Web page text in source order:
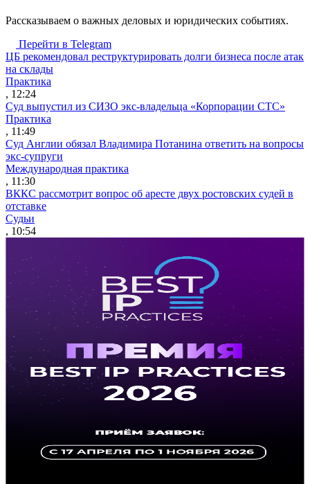
Рассказываем о важных деловых и юридических событиях.
Перейти в Telegram
ЦБ рекомендовал реструктурировать долги бизнеса после атак
на склады
Практика
, 12:24
Суд выпустил из СИЗО экс-владельца «Корпорации СТС»
Практика
, 11:49
Суд Англии обязал Владимира Потанина ответить на вопросы
экс-супруги
Международная практика
, 11:30
ВККС рассмотрит вопрос об аресте двух ростовских судей в
отставке
Судьи
, 10:54